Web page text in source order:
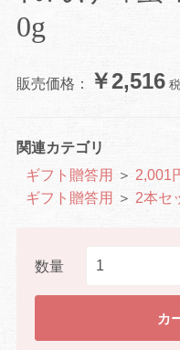
0g
販売価格： ￥2,516
関連カテゴリ
ギフト贈答用
＞ 2,001
ギフト贈答用
＞ 2本セ
数量
カ